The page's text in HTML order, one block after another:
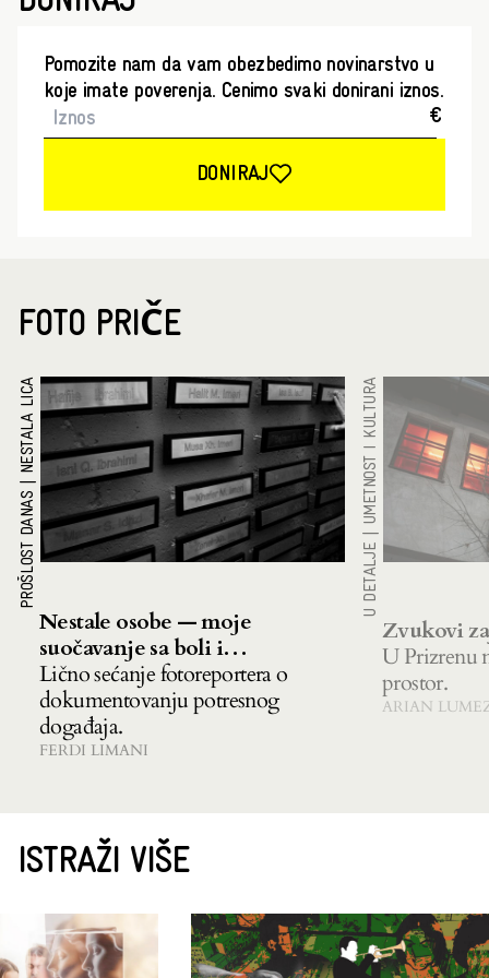
Pomozite nam da vam obezbedimo novinarstvo u
koje imate poverenja. Cenimo svaki donirani iznos.
€
DONIRAJ
FOTO PRIČE
PROŠLOST DANAS
|
NESTALA LICA
Nestale osobe — moje
suočavanje sa boli i
nesigurnosti
Lično sećanje fotoreportera o
dokumentovanju potresnog
događaja.
FERDI LIMANI
U DETALJE
|
UMETNOST I KULTURA
Zvukovi
U Prizrenu
prostor.
ARIAN
ISTRAŽI VIŠE